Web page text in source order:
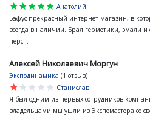
star
star
star
star
star
Анатолий
Бафус прекрасный интернет магазин, в
всегда в наличии. Брал герметики, эмали и
перс...
Алексей Николаевич Моргун
Эксподинамика (1 отзыв)
star
star
star
star
star
Станислав
Я был одним из первых сотрудников
владельцами мы ушли из Экспомастера со